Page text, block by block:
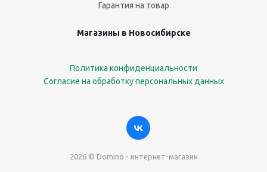
2026 © Domino - интернет-магазин
Гарантия на товар
Магазины в Новосибирске
Политика конфиденциальности
Согласие на обработку персональных данных